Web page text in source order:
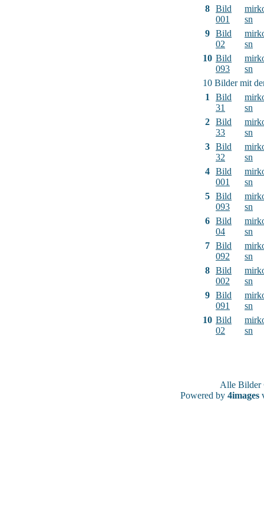
8 Bild
001
sn
9 Bild
02
sn
10 Bild
093
sn
10 Bilder mit
1
Bild
31
sn
2 Bild
33
sn
3 Bild
32
sn
4 Bild
001
sn
5 Bild
093
sn
6 Bild
04
sn
7 Bild
092
sn
8 Bild
002
sn
9 Bild
091
sn
10 Bild
02
sn
Alle
Powered by 4images